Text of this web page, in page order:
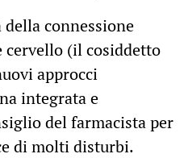
connessione
(il cosiddetto
approcci
integrata e
del farmacista per
di molti disturbi.